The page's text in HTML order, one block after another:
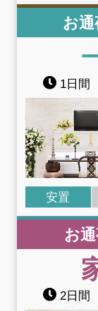
お
1日間
安置
お
2日間